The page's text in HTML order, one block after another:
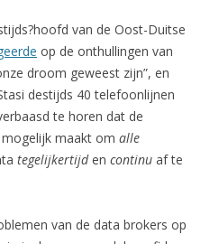
van de Oost-Duitse
op de onthullingen van
droom geweest zijn”, en
destijds 40 telefoonlijnen
te horen dat de
maakt om alle
tegelijkertijden continu af te
van de data brokers op